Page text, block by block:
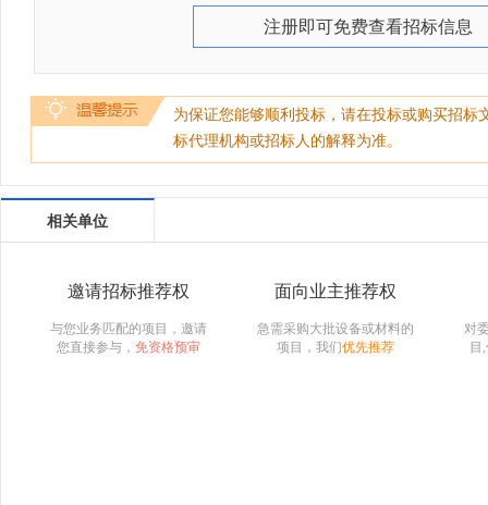
注册即可免费查看招标信息
为保证您能够顺利投标，请在投标或购买招
标代理机构或招标人的解释为准。
相关单位
邀请招标推荐权
与您业务匹配的项目，邀请
您直接参与， 免资格预审
面向业主推荐权
急需采购大批设备或材料的
项目，我们优先推荐
对
目